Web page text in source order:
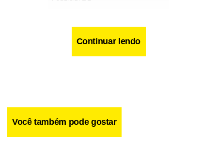
Continuar lendo
Você também pode gostar